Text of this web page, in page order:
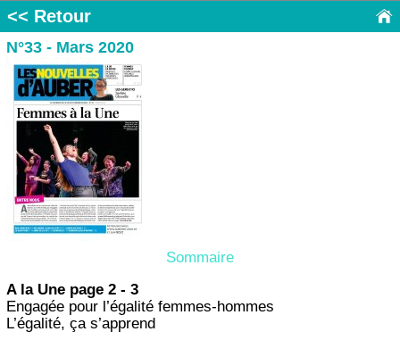
<< Retour
N°33 - Mars 2020
Sommaire
A la Une page 2 - 3
Engagée pour l’égalité femmes-hommes
L’égalité, ça s’apprend